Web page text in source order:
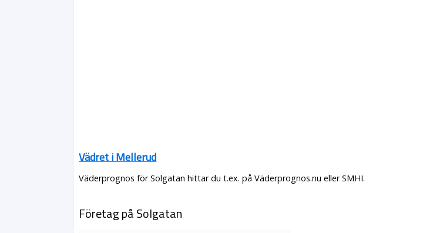
Vädret i Mellerud
Väderprognos för Solgatan hittar du t.ex. på Väderprognos.nu eller SMHI.
Företag på Solgatan